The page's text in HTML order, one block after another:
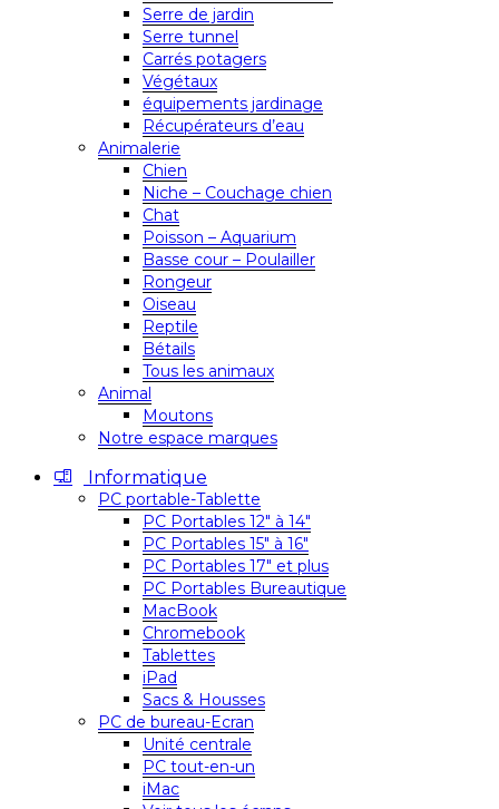
Serre de jardin
Serre tunnel
Carrés potagers
Végétaux
équipements jardinage
Récupérateurs d’eau
Animalerie
Chien
Niche – Couchage chien
Chat
Poisson – Aquarium
Basse cour – Poulailler
Rongeur
Oiseau
Reptile
Bétails
Tous les animaux
Animal
Moutons
Notre espace marques
Informatique
PC portable-Tablette
PC Portables 12″ à 14″
PC Portables 15″ à 16″
PC Portables 17″ et plus
PC Portables Bureautique
MacBook
Chromebook
Tablettes
iPad
Sacs & Housses
PC de bureau-Ecran
Unité centrale
PC tout-en-un
iMac